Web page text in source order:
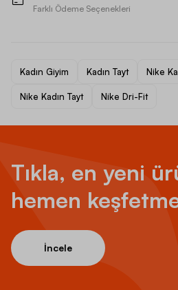
Farklı Ödeme Seçenekleri
Kadın Giyim Kadın Tayt Nike
Nike Kadın Tayt Nike Dri-Fit
Tıkla, en yeni
hemen
İncele